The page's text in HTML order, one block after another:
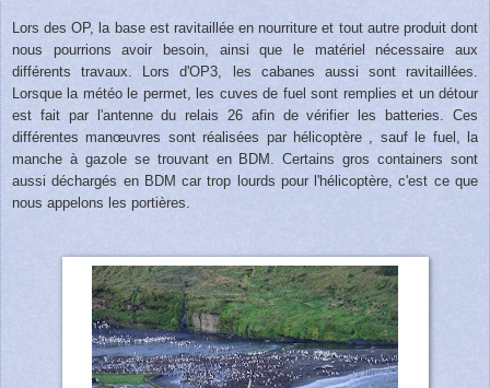
Lors des OP, la base est ravitaillée en nourriture et tout autre produit dont
nous pourrions avoir besoin, ainsi que le matériel nécessaire aux
différents travaux. Lors d'OP3, les cabanes aussi sont ravitaillées.
Lorsque la météo le permet, les cuves de fuel sont remplies et un détour
est fait par l'antenne du relais 26 afin de vérifier les batteries. Ces
différentes manœuvres sont réalisées par hélicoptère , sauf le fuel, la
manche à gazole se trouvant en BDM. Certains gros containers sont
aussi déchargés en BDM car trop lourds pour l'hélicoptère, c'est ce que
nous appelons les portières.